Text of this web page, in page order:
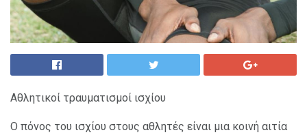
Αθλητικοί τραυματισμοί ισχίου
Ο πόνος του ισχίου στους αθλητές είναι μια κοινή αιτία